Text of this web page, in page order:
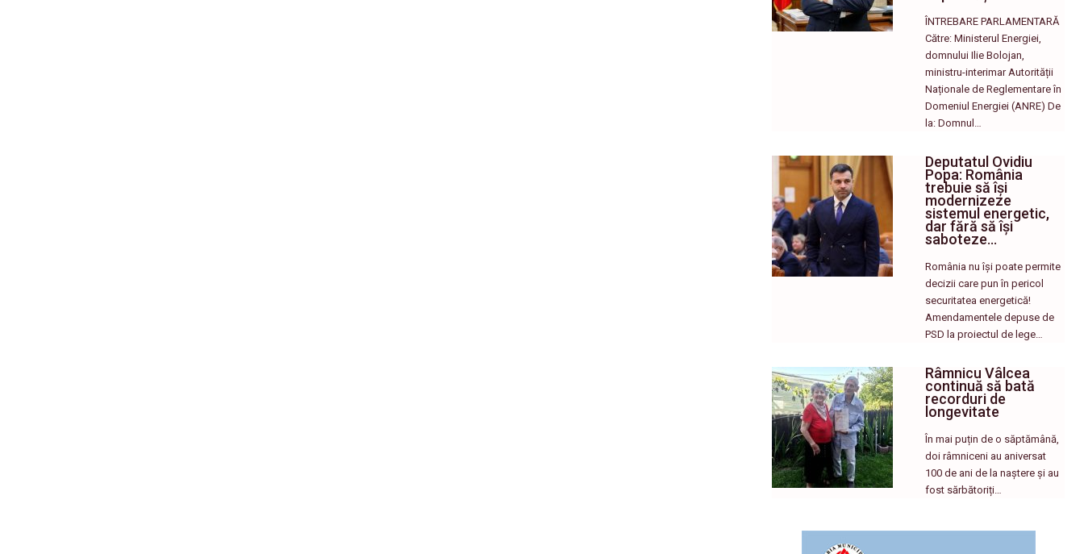
ÎNTREBARE PARLAMENTARĂ
Către: Ministerul Energiei,
domnului Ilie Bolojan,
ministru-interimar Autorității
Naționale de Reglementare în
Domeniul Energiei (ANRE) De
la: Domnul…
Deputatul Ovidiu
Popa: România
trebuie să își
modernizeze
sistemul energetic,
dar fără să își
saboteze…
România nu își poate permite
decizii care pun în pericol
securitatea energetică!
Amendamentele depuse de
PSD la proiectul de lege…
Râmnicu Vâlcea
continuă să bată
recorduri de
longevitate
În mai puțin de o săptămână,
doi râmniceni au aniversat
100 de ani de la naștere și au
fost sărbătoriți…